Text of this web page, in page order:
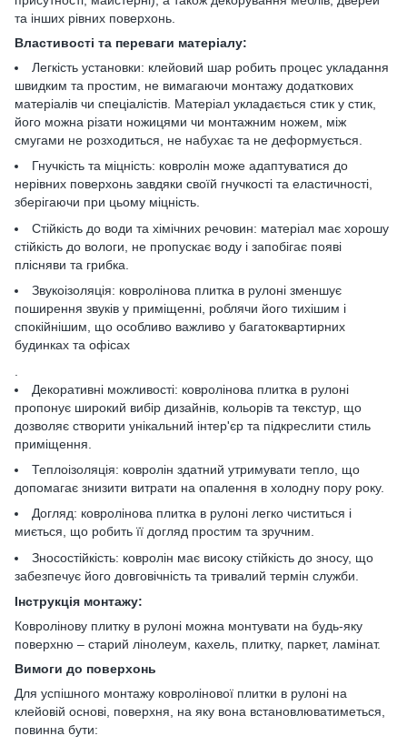
та інших рівних поверхонь.
Властивості та переваги матеріалу:
Легкість установки: клейовий шар робить процес укладання
швидким та простим, не вимагаючи монтажу додаткових
матеріалів чи спеціалістів. Матеріал укладається стик у стик,
його можна різати ножицями чи монтажним ножем, між
смугами не розходиться, не набухає та не деформується.
Гнучкість та міцність: ковролін може адаптуватися до
нерівних поверхонь завдяки своїй гнучкості та еластичності,
зберігаючи при цьому міцність.
Стійкість до води та хімічних речовин: матеріал має хорошу
стійкість до вологи, не пропускає воду і запобігає появі
плісняви та грибка.
Звукоізоляція: ковролінова плитка в рулоні зменшує
поширення звуків у приміщенні, роблячи його тихішим і
спокійнішим, що особливо важливо у багатоквартирних
будинках та офісах
Декоративні можливості: ковролінова плитка в рулоні
пропонує широкий вибір дизайнів, кольорів та текстур, що
дозволяє створити унікальний інтер'єр та підкреслити стиль
приміщення.
Теплоізоляція: ковролін здатний утримувати тепло, що
допомагає знизити витрати на опалення в холодну пору року.
Догляд: ковролінова плитка в рулоні легко чиститься і
миється, що робить її догляд простим та зручним.
Зносостійкість: ковролін має високу стійкість до зносу, що
забезпечує його довговічність та тривалий термін служби.
Інструкція монтажу:
Ковролінову плитку в рулоні можна монтувати на будь-яку
поверхню – старий лінолеум, кахель, плитку, паркет, ламінат.
Вимоги до поверхонь
Для успішного монтажу ковролінової плитки в рулоні на
клейовій основі, поверхня, на яку вона встановлюватиметься,
повинна бути: